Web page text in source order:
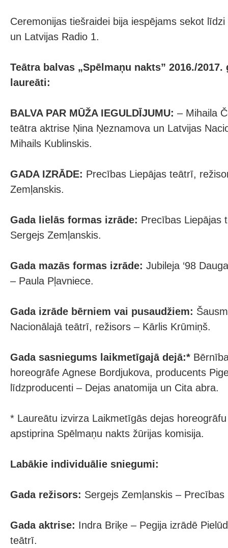
Ceremonijas tiešraidei bija iespējams sekot
un Latvijas Radio 1.
Teātra balvas „Spēlmaņu nakts” 2016./2017.
laureāti:
BALVA PAR MŪŽA IEGULDĪJUMU: – Mihaila
teātra aktrise Ņina Ņeznamova un Latvijas
Mihails Kublinskis.
GADA IZRĀDE: Precības Liepājas teātrī,
Zemļanskis.
Gada lielās formas izrāde: Precības Liepājas
Sergejs Zemļanskis.
Gada mazās formas izrāde: Jubileja ‘98
– Paula Pļavniece.
Gada izrāde bērniem vai pusaudžiem:
Nacionālajā teātrī, režisors – Kārlis Krūmiņš.
Gada sasniegums laikmetīgajā dejā:*
horeogrāfe Agnese Bordjukova, producents
līdzproducenti – Dejas anatomija un Cita abra.
* Laureātu izvirza Laikmetīgās dejas
apstiprina Spēlmaņu nakts žūrijas komisija.
Labākie individuālie sniegumi:
Gada režisors: Sergejs Zemļanskis –
Gada aktrise: Indra Briķe – Pegija izrādē
teātrī.